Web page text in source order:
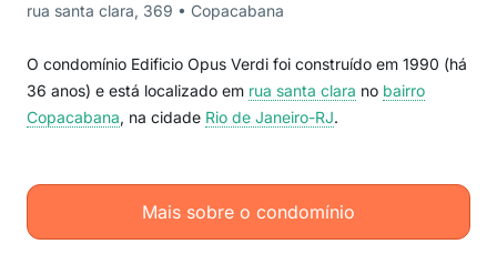
rua santa clara, 369 • Copacabana
O condomínio Edificio Opus Verdi foi construído em 1990 (há
36 anos) e está localizado em rua santa clara no bairro
Copacabana, na cidade Rio de Janeiro-RJ.
Mais sobre o condomínio